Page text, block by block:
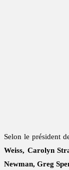
Selon le président
Weiss, Carolyn
Newman, Greg